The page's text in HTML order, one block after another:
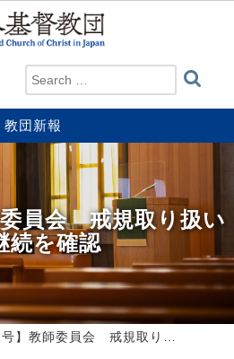
教団新報
委員会 戒規取り扱い
続を確認
【4771号】教師委員会 戒規取り扱いの継続を確認